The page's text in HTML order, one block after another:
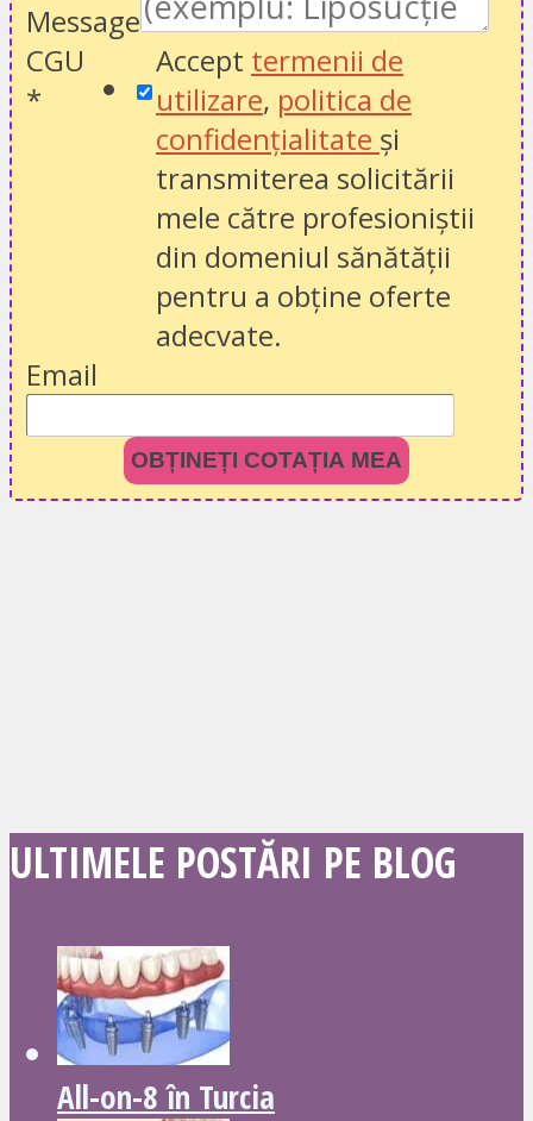
Message
CGU
*
Accept termenii de
utilizare, politica de
confidențialitate și
transmiterea solicitării
mele către profesioniștii
din domeniul sănătății
pentru a obține oferte
adecvate.
Email
OBȚINEȚI COTAȚIA MEA
ULTIMELE POSTĂRI PE BLOG
All-on-8 în Turcia